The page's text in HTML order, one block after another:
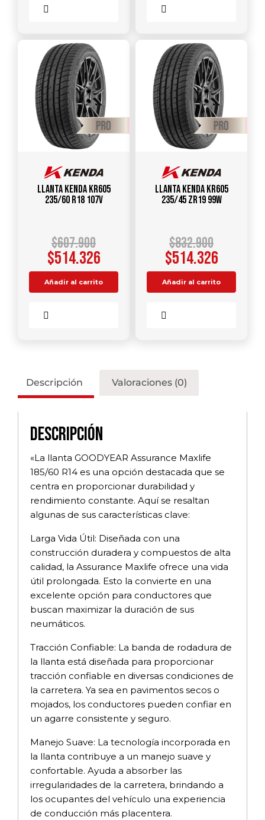
Llanta KENDA KR605
235/60 R18 107V
$607.900
$514.326
Añadir al carrito
Llanta KENDA KR605
235/45 ZR19 99W
$832.900
$514.326
Añadir al carrito
Descripción Valoraciones (0)
Descripción
«La llanta GOODYEAR Assurance Maxlife
185/60 R14 es una opción destacada que se
centra en proporcionar durabilidad y
rendimiento constante. Aquí se resaltan
algunas de sus características clave:
Larga Vida Útil: Diseñada con una
construcción duradera y compuestos de alta
calidad, la Assurance Maxlife ofrece una vida
útil prolongada. Esto la convierte en una
excelente opción para conductores que
buscan maximizar la duración de sus
neumáticos.
Tracción Confiable: La banda de rodadura de
la llanta está diseñada para proporcionar
tracción confiable en diversas condiciones de
la carretera. Ya sea en pavimentos secos o
mojados, los conductores pueden confiar en
un agarre consistente y seguro.
Manejo Suave: La tecnología incorporada en
la llanta contribuye a un manejo suave y
confortable. Ayuda a absorber las
irregularidades de la carretera, brindando a
los ocupantes del vehículo una experiencia
de conducción más placentera.